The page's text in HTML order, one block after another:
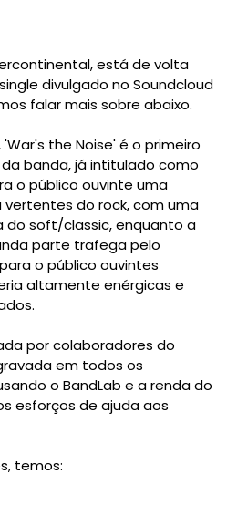
está de volta
divulgado no Soundcloud
falar mais sobre abaixo.
the Noise' é o primeiro
banda, já intitulado como
o público ouvinte uma
do rock, com uma
do soft/classic, enquanto a
parte trafega pelo
o público ouvintes
altamente enérgicas e
por colaboradores do
em todos os
o BandLab e a renda do
esforços de ajuda aos
temos: